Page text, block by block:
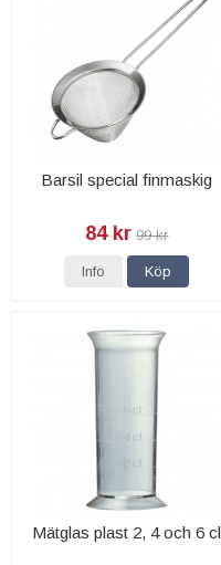
Barsil special finmaskig
84 kr 99 kr
Info Köp
Mätglas plast 2, 4 och 6 cl